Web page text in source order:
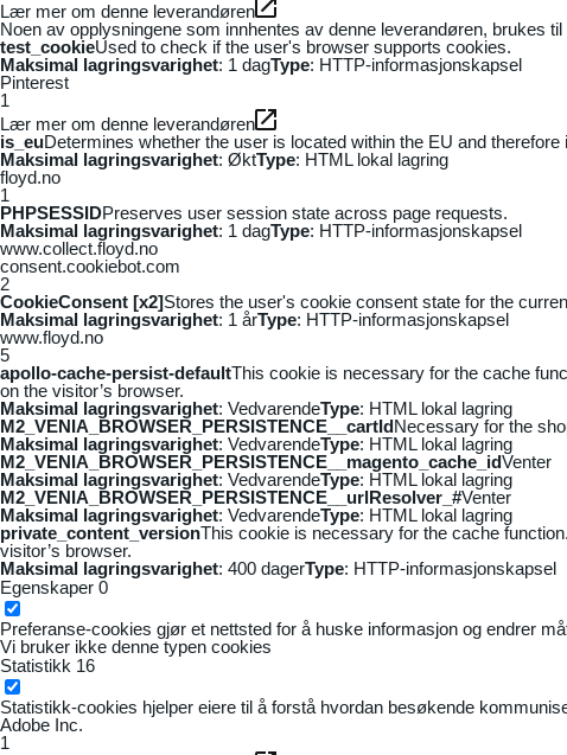
Lær mer om denne leverandøren
Noen av opplysningene som innhentes av denne leverandøren, brukes
test_cookieUsed to check if the user's browser supports cookies.
Maksimal lagringsvarighet: 1 dagType: HTTP-informasjonskapsel
Pinterest
1
Lær mer om denne leverandøren
is_euDetermines whether the user is located within the EU and
Maksimal lagringsvarighet: ØktType: HTML lokal lagring
floyd.no
1
PHPSESSIDPreserves user session state across page requests.
Maksimal lagringsvarighet: 1 dagType: HTTP-informasjonskapsel
www.collect.floyd.no
consent.cookiebot.com
2
CookieConsent [x2]Stores the user's cookie consent state for the
Maksimal lagringsvarighet: 1 årType: HTTP-informasjonskapsel
www.floyd.no
5
apollo-cache-persist-defaultThis cookie is necessary for the cache
on the visitor’s browser.
Maksimal lagringsvarighet: VedvarendeType: HTML lokal lagring
M2_VENIA_BROWSER_PERSISTENCE__cartIdNecessary for the
Maksimal lagringsvarighet: VedvarendeType: HTML lokal lagring
M2_VENIA_BROWSER_PERSISTENCE__magento_cache_idVenter
Maksimal lagringsvarighet: VedvarendeType: HTML lokal lagring
M2_VENIA_BROWSER_PERSISTENCE__urlResolver_#Venter
Maksimal lagringsvarighet: VedvarendeType: HTML lokal lagring
private_content_versionThis cookie is necessary for the cache
visitor’s browser.
Maksimal lagringsvarighet: 400 dagerType: HTTP-informasjonskapsel
Egenskaper 0
Preferanse-cookies gjør et nettsted for å huske informasjon og endrer
Vi bruker ikke denne typen cookies
Statistikk 16
Statistikk-cookies hjelper eiere til å forstå hvordan besøkende
Adobe Inc.
1